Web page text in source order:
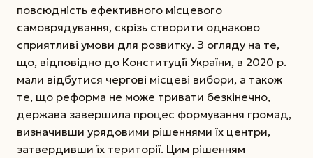
повсюдність ефективного місцевого
самоврядування, скрізь створити однаково
сприятливі умови для роз­витку. З огляду на те,
що, відповідно до Конституції України, в 2020 р.
мали відбутися чергові місцеві вибори, а також
те, що реформа не може тривати безкінечно,
держава завершила процес формування громад,
визначивши урядовими рішеннями їх центри,
затвердивши їх території. Цим рішенням